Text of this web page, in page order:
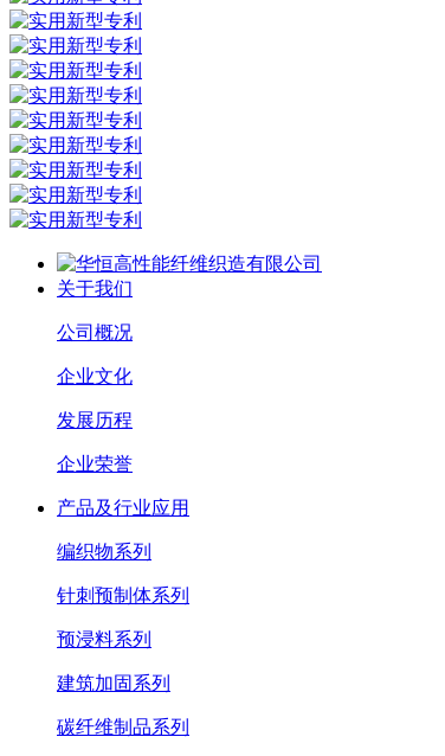
关于我们
公司概况
企业文化
发展历程
企业荣誉
产品及行业应用
编织物系列
针刺预制体系列
预浸料系列
建筑加固系列
碳纤维制品系列